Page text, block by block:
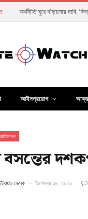
ক্ষমতার ১৭১ দিন: নতুন
আইনপ্রয়োগ
ডেস্ক ডিসেম্বর ১৮, ২০২০